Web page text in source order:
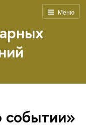
Меню